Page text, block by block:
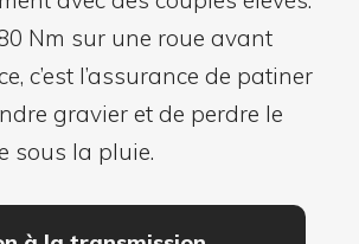
Nm sur une roue avant
c’est l’assurance de patiner
gravier et de perdre le
sous la pluie.